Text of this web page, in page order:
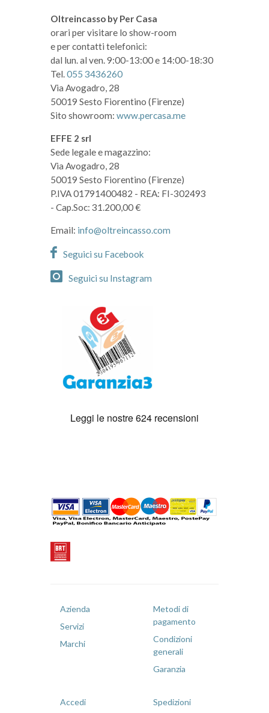
Oltreincasso by Per Casa
orari per visitare lo show-room
e per contatti telefonici:
dal lun. al ven. 9:00-13:00 e 14:00-18:30
Tel.055 3436260
Via Avogadro, 28
50019 Sesto Fiorentino (Firenze)
Sito showroom: www.percasa.me
EFFE 2 srl
Sede legale e magazzino:
Via Avogadro, 28
50019 Sesto Fiorentino (Firenze)
P.IVA 01791400482 - REA: FI-302493
- Cap.Soc: 31.200,00 €
Email: info@oltreincasso.com
Seguici su Facebook
Seguici su Instagram
Azienda
Servizi
Marchi
Metodi di
pagamento
Condizioni
generali
Garanzia
Accedi Spedizioni